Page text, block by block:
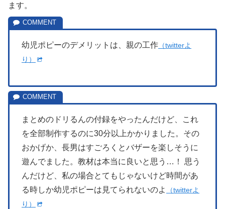
ます。
幼児ポピーのデメリットは、親の工作 （twitterよ
り）
まとめのドリるんの付録をやったんだけど、これ
を全部制作するのに30分以上かかりました。その
おかげか、長男はすごろくとバザーを楽しそうに
遊んでました。教材は本当に良いと思う…！ 思う
んだけど、私の場合とてもじゃないけど時間があ
る時しか幼児ポピーは見てられないのよ
（twitterよ
り）